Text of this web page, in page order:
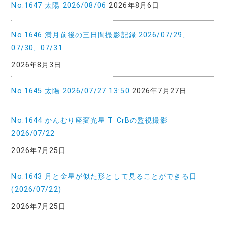
No.1647 太陽 2026/08/06 2026年8月6日
No.1646 満月前後の三日間撮影記録 2026/07/29、
07/30、07/31
2026年8月3日
No.1645 太陽 2026/07/27 13:50 2026年7月27日
No.1644 かんむり座変光星 T CrBの監視撮影
2026/07/22
2026年7月25日
No.1643 月と金星が似た形として見ることができる日
(2026/07/22)
2026年7月25日